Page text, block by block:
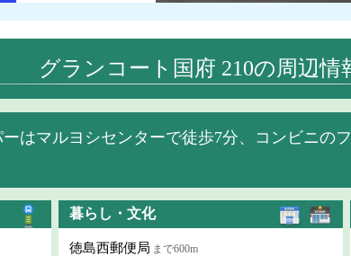
グランコート国府 210の周辺情
はマルヨシセンターで徒歩7分、コンビニの
暮らし・文化
徳島西郵便局 まで600m